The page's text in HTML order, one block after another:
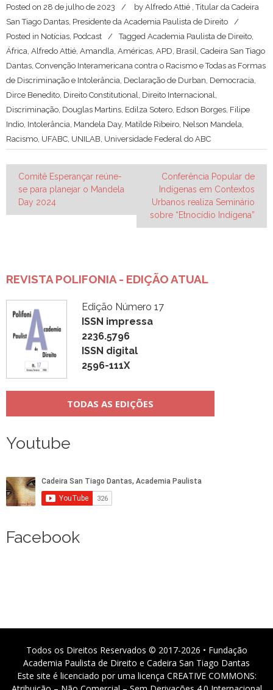
Posted on 28 de julho de 2023 by Alfredo Attié , Titular da Cadeira
San Tiago Dantas, Presidente da Academia Paulista de Direito
Posted in Notícias, Podcast Tagged Academia Paulista de Direito,
África, Alfredo Attié, Amandla, Américas, APD, Brasil, Cadeira San Tiago
Dantas, Convenção Interamericana contra o Racismo e Todas as Formas
de Discriminação e Intolerância, Declaração de Durban, Democracia,
Dirce Benedito, Direito Constitutional, Direito Internacional,
Discriminação, Douglas Martins, Edilza Sotero, Edson Borges, Filipe
Indio, Intolerância, Mandela Day, Matilde Ribeiro, Nelson Mandela,
Racismo, UFABC, UNILAB, Universidade Federal do ABC
Navegação
de
Post
Comitê Esperançar reúne-
se para planejar o Mandela
Day 2024
Conferência Popular de
Indígenas em Contextos
Urbanos realiza Seminário
sobre “Etnocídio Indígena”
REVISTA POLIFONIA - EDIÇÃO ATUAL
Edição Número 17
ISSN impressa
2236.5796
ISSN digital
2596-111X
TODAS AS EDIÇÕES
Youtube
Facebook
Todos os Direitos Reservados © 2017-2026 • Fundação
Academia Paulista de Direito e Cadeira San Tiago Dantas
Este site é licenciado por uma licença CREATIVE COMMONS: